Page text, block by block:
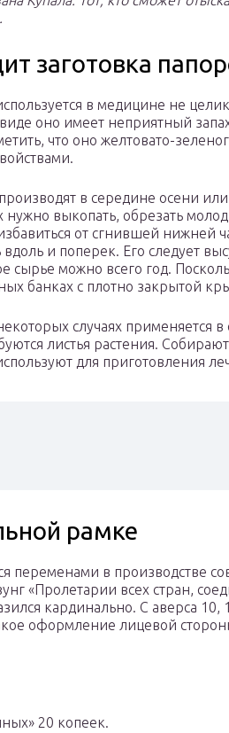
заготовка
в медицине не
оно имеет неприятный
что оно желтовато-
в середине осени
нужно выкопать, обрезать
от сгнившей нижней
и поперек. Его следует
сырье можно всего год.
банках с плотно закрытой
случаях применяется
листья растения.
для приготовления
рамке
переменами в производстве
«Пролетарии всех стран,
кардинально. С аверса 10,
оформление лицевой
20 копеек.